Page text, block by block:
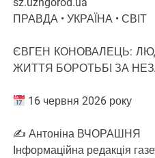
sz.uzhgorod.ua
ПРАВДА • УКРАЇНА • СВІТ
ЄВГЕН КОНОВАЛЕЦЬ:
ЖИТТЯ БОРОТЬБІ ЗА
16 червня 2026 року
✍️ Антоніна ВЧОРАШНЯ
Інформаційна редакція